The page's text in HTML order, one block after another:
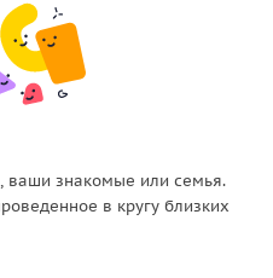
ваши знакомые или семья.
в кругу близких